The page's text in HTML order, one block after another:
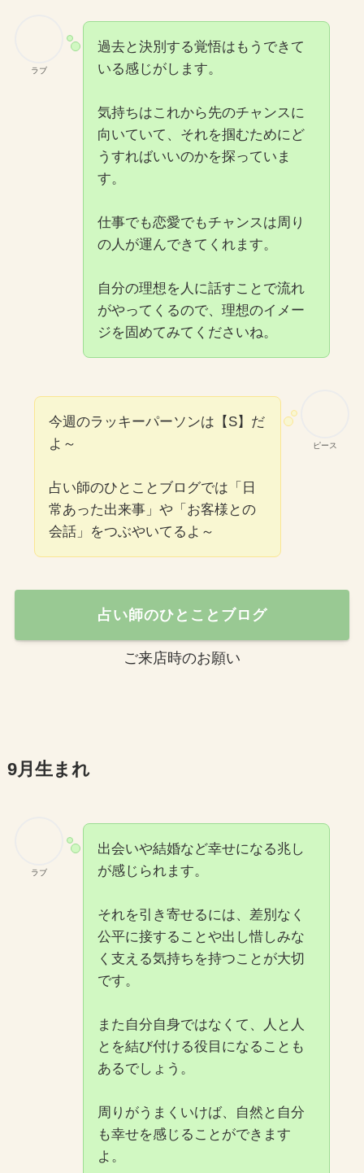
ラブ
過去と決別する覚悟はもうできて
いる感じがします。
気持ちはこれから先のチャンスに
向いていて、それを掴むためにど
うすればいいのかを探っていま
す。
仕事でも恋愛でもチャンスは周り
の人が運んできてくれます。
自分の理想を人に話すことで流れ
がやってくるので、理想のイメー
ジを固めてみてくださいね。
ピース
今週のラッキーパーソンは【S】だ
よ～
占い師のひとことブログでは「日
常あった出来事」や「お客様との
会話」をつぶやいてるよ～
占い師のひとことブログ
ご来店時のお願い
9月生まれ
ラブ
出会いや結婚など幸せになる兆し
が感じられます。
それを引き寄せるには、差別なく
公平に接することや出し惜しみな
く支える気持ちを持つことが大切
です。
また自分自身ではなくて、人と人
とを結び付ける役目になることも
あるでしょう。
周りがうまくいけば、自然と自分
も幸せを感じることができます
よ。